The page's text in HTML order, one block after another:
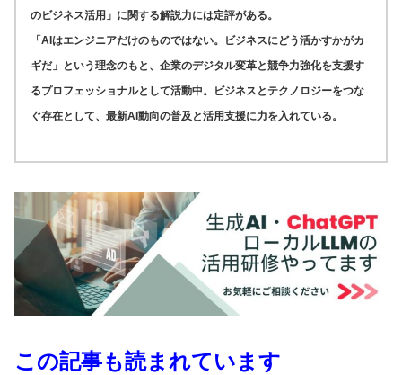
のビジネス活用」に関する解説力には定評がある。
「AIはエンジニアだけのものではない。ビジネスにどう活かすかがカ
ギだ」という理念のもと、企業のデジタル変革と競争力強化を支援す
るプロフェッショナルとして活動中。ビジネスとテクノロジーをつな
ぐ存在として、最新AI動向の普及と活用支援に力を入れている。
この記事も読まれています